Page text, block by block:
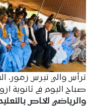
ترأس والي تيرس
صباح اليوم في ثانوية ازويرات1
والرياضي الخاص